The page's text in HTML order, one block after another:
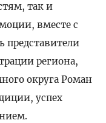
так и
вместе с
представители
региона,
округа Роман
успех